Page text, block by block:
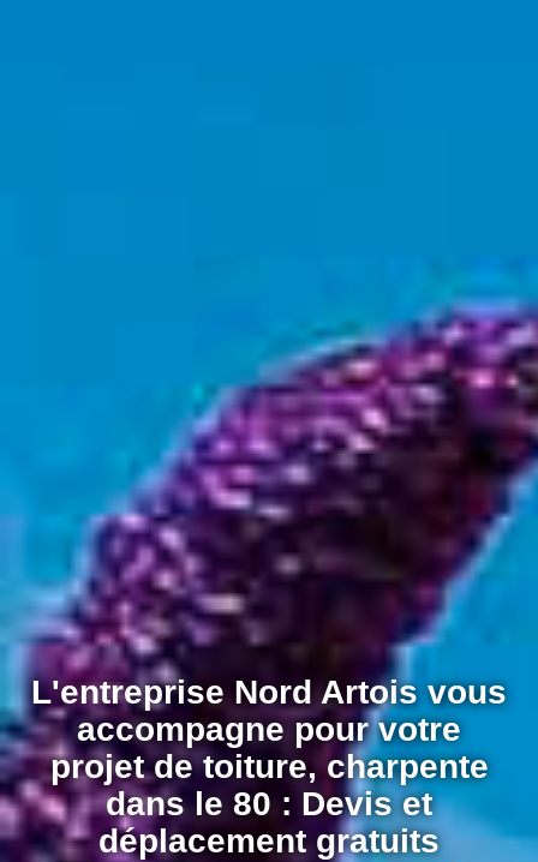
L'entreprise Nord Artois vous
accompagne pour votre
projet de toiture, charpente
dans le 80 : Devis et
déplacement gratuits